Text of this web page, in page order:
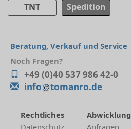
TNT
Spedition
Beratung, Verkauf und Service
Noch Fragen?
+49 (0)40 537 986 42-0
info
tomanro.de
Rechtliches
Datenschutz
Abwicklung
Anfragen